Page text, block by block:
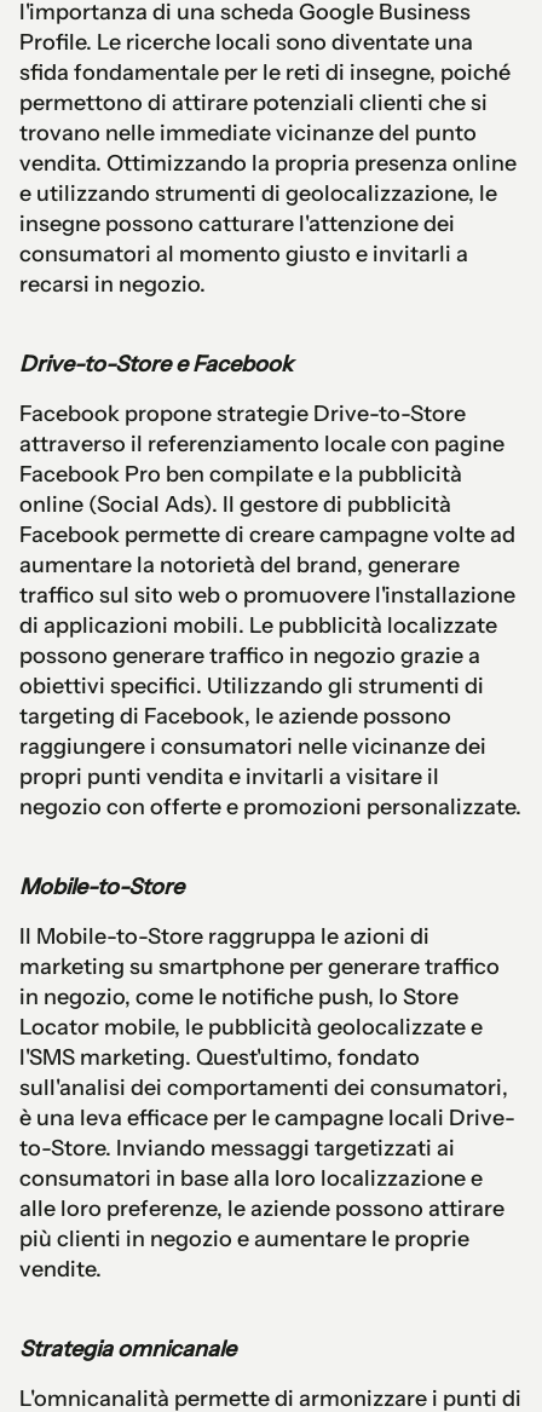
l'importanza di una scheda Google Business
Profile. Le ricerche locali sono diventate una
sfida fondamentale per le reti di insegne, poiché
permettono di attirare potenziali clienti che si
trovano nelle immediate vicinanze del punto
vendita. Ottimizzando la propria presenza online
e utilizzando strumenti di geolocalizzazione, le
insegne possono catturare l'attenzione dei
consumatori al momento giusto e invitarli a
recarsi in negozio.
Drive-to-Store e Facebook
Facebook propone strategie Drive-to-Store
attraverso il referenziamento locale con pagine
Facebook Pro ben compilate e la pubblicità
online (Social Ads). Il gestore di pubblicità
Facebook permette di creare campagne volte ad
aumentare la notorietà del brand, generare
traffico sul sito web o promuovere l'installazione
di applicazioni mobili. Le pubblicità localizzate
possono generare traffico in negozio grazie a
obiettivi specifici. Utilizzando gli strumenti di
targeting di Facebook, le aziende possono
raggiungere i consumatori nelle vicinanze dei
propri punti vendita e invitarli a visitare il
negozio con offerte e promozioni personalizzate.
Mobile-to-Store
Il Mobile-to-Store raggruppa le azioni di
marketing su smartphone per generare traffico
in negozio, come le notifiche push, lo Store
Locator mobile, le pubblicità geolocalizzate e
l'SMS marketing. Quest'ultimo, fondato
sull'analisi dei comportamenti dei consumatori,
è una leva efficace per le campagne locali Drive-
to-Store. Inviando messaggi targetizzati ai
consumatori in base alla loro localizzazione e
alle loro preferenze, le aziende possono attirare
più clienti in negozio e aumentare le proprie
vendite.
Strategia omnicanale
L'omnicanalità permette di armonizzare i punti di